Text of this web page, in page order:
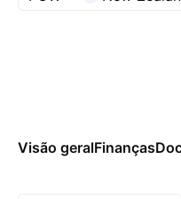
Visão geralFinanças